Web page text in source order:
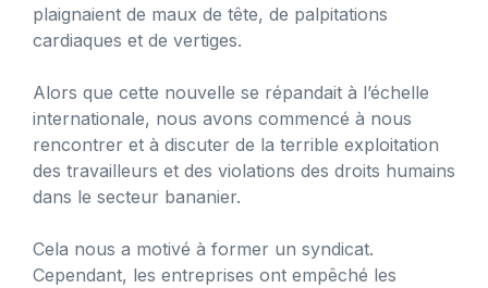
plaignaient de maux de tête, de palpitations
cardiaques et de vertiges.
Alors que cette nouvelle se répandait à l’échelle
internationale, nous avons commencé à nous
rencontrer et à discuter de la terrible exploitation
des travailleurs et des violations des droits humains
dans le secteur bananier.
Cela nous a motivé à former un syndicat.
Cependant, les entreprises ont empêché les